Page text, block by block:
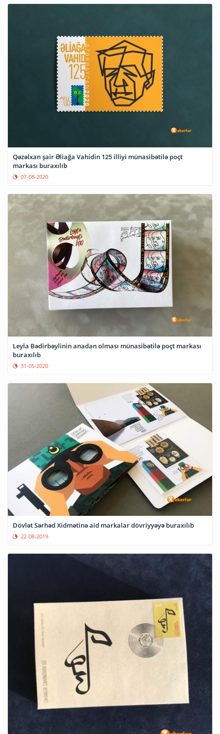
Qəzəlxan şair Əliağa Vahidin 125 illiyi münasibətilə poçt
markası buraxılıb
07-08-2020
Leyla Bədirbəylinin anadan olması münasibətilə poçt markası
buraxılıb
31-05-2020
Dövlət Sərhəd Xidmətinə aid markalar dövriyyəyə buraxılıb
22-08-2019